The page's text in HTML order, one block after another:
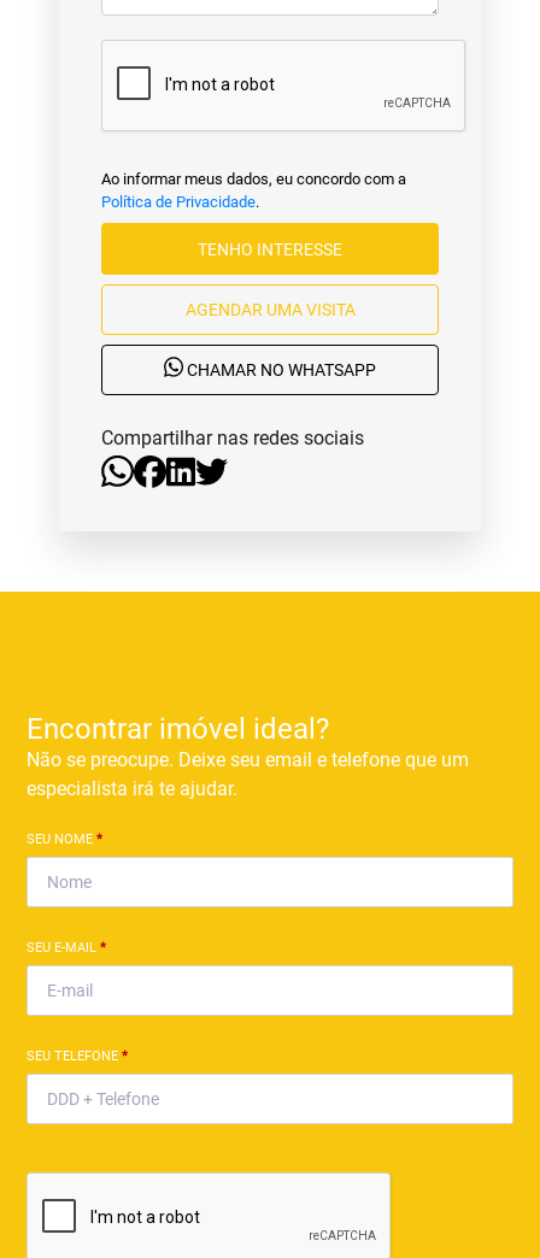
Ao informar meus dados, eu concordo com a
Política de Privacidade.
TENHO INTERESSE
AGENDAR UMA VISITA
CHAMAR NO WHATSAPP
Compartilhar nas redes sociais
Encontrar imóvel ideal?
Não se preocupe. Deixe seu email e telefone que um
especialista irá te ajudar.
SEU NOME*
SEU E-MAIL*
SEU TELEFONE*